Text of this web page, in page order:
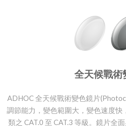
全天候戰術
ADHOC 全天候戰術變色鏡片
調節能力，變色範圍大，變色速度快
類之 CAT.0 至 CAT.3 等級。鏡片全